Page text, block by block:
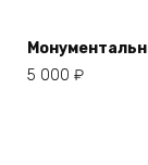
5 000 ₽